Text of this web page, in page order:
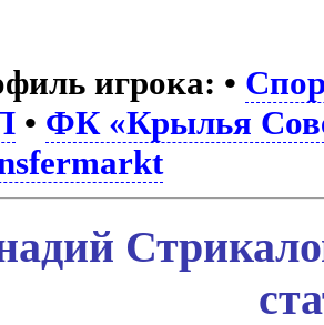
игрока: •
• ФК «Крылья